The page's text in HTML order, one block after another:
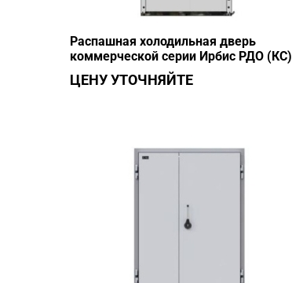
Распашная холодильная дверь
коммерческой серии Ирбис РДО (КС)
ЦЕНУ УТОЧНЯЙТЕ